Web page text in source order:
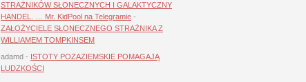
STRAŻNIKÓW SŁONECZNYCH I GALAKTYCZNY
HANDEL. … Mr. KidPool na Telegramie -
ZAŁOŻYCIELE SŁONECZNEGO STRAŻNIKA Z
WILLIAMEM TOMPKINSEM
adamd - ISTOTY POZAZIEMSKIE POMAGAJĄ
LUDZKOŚCI